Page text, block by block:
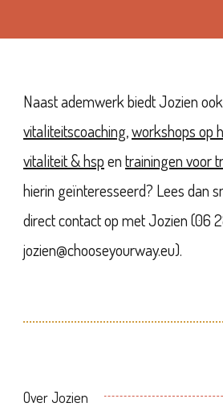
Naast ademwerk biedt Jozien
vitaliteitscoaching,workshops op
vitaliteit & hspentrainingen voor
hierin geïnteresseerd? Lees dan
direct contact op met Jozien (06
jozien@chooseyourway.eu).
Over Jozien